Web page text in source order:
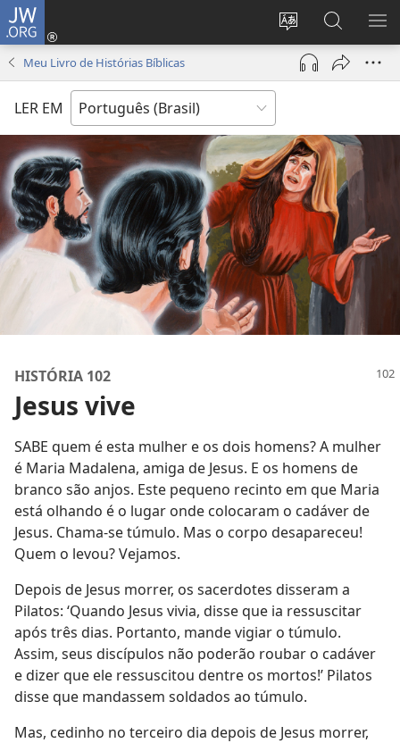
JW.ORG
Mudar
idioma
Log
(abre
janela)
Buscar
no
JW.ORG
Meu Livro de Histórias Bíblicas
LER EM
HISTÓRIA 102
Jesus vive
SABE quem é esta mulher e os dois homens? A mulher
é Maria Madalena, amiga de Jesus. E os homens de
branco são anjos. Este pequeno recinto em que Maria
está olhando é o lugar onde colocaram o cadáver de
Jesus. Chama-se túmulo. Mas o corpo desapareceu!
Quem o levou? Vejamos.
Depois de Jesus morrer, os sacerdotes disseram a
Pilatos: ‘Quando Jesus vivia, disse que ia ressuscitar
após três dias. Portanto, mande vigiar o túmulo.
Assim, seus discípulos não poderão roubar o cadáver
e dizer que ele ressuscitou dentre os mortos!’ Pilatos
disse que mandassem soldados ao túmulo.
Mas, cedinho no terceiro dia depois de Jesus morrer,